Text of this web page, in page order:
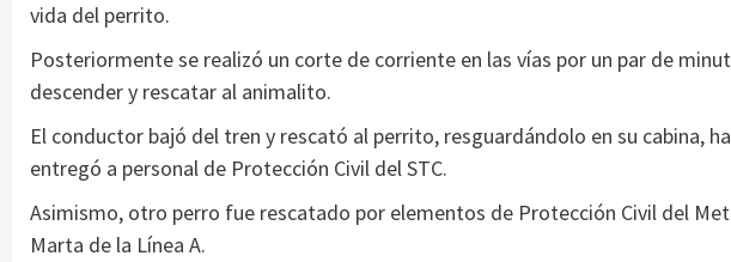
vida del perrito.
Posteriormente se realizó un corte de corriente en las vías por un par de
descender y rescatar al animalito.
El conductor bajó del tren y rescató al perrito, resguardándolo en su cabina,
entregó a personal de Protección Civil del STC.
Asimismo, otro perro fue rescatado por elementos de Protección Civil del
Marta de la Línea A.